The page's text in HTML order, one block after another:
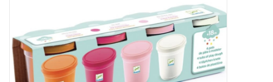
kinderkamer
eten & drinken